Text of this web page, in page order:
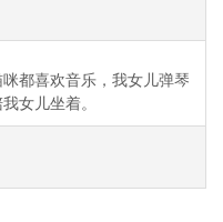
都喜欢音乐，我女儿弹琴
女儿坐着。